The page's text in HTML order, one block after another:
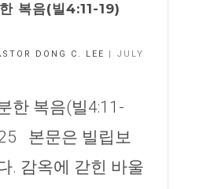
복음(빌4:11-19)
DONG C. LEE
| JULY
한 복음(빌4:11-
본문은 빌립보
. 감옥에 갇힌 바울